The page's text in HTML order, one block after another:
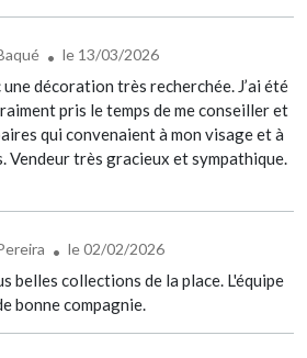
le 13/03/2026
décoration très recherchée. J’ai été
pris le temps de me conseiller et
qui convenaient à mon visage et à
Vendeur très gracieux et sympathique.
le 02/02/2026
belles collections de la place. L'équipe
bonne compagnie.